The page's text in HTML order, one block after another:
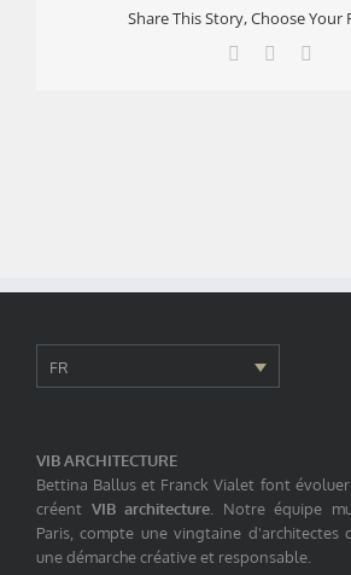
Share This Story, Choose Your
Facebook
FR
VIB ARCHITECTURE
Bettina Ballus et Franck Vialet font
créent VIB architecture . Notre équipe
Paris, compte une vingtaine d'architectes
une démarche créative et responsable.